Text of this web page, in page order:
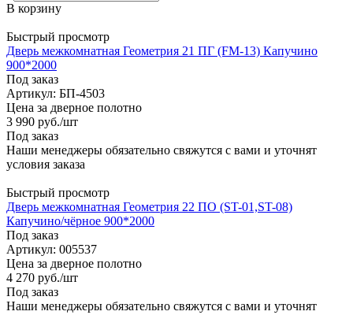
В корзину
Быстрый просмотр
Дверь межкомнатная Геометрия 21 ПГ (FM-13) Капучино
900*2000
Под заказ
Артикул: БП-4503
Цена за дверное полотно
3 990 руб./шт
Под заказ
Наши менеджеры обязательно свяжутся с вами и уточнят
условия заказа
Быстрый просмотр
Дверь межкомнатная Геометрия 22 ПО (ST-01,ST-08)
Капучино/чёрное 900*2000
Под заказ
Артикул: 005537
Цена за дверное полотно
4 270 руб./шт
Под заказ
Наши менеджеры обязательно свяжутся с вами и уточнят